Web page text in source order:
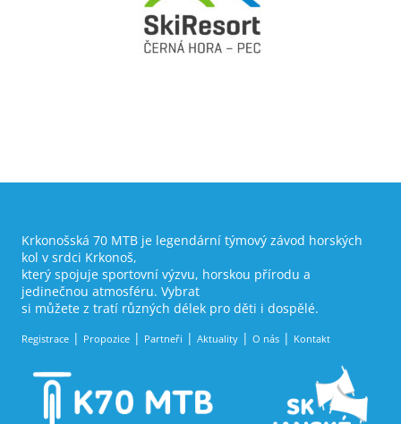
Krkonošská 70 MTB je legendární týmový závod horských
kol v srdci Krkonoš,
který spojuje sportovní výzvu, horskou přírodu a
jedinečnou atmosféru. Vybrat
si můžete z tratí různých délek pro děti i dospělé.
Registrace Propozice Partneři Aktuality O nás Kontakt